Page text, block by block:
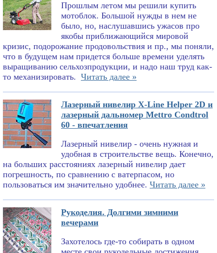
Прошлым летом мы решили купить
мотоблок. Большой нужды в нем не
было, но, наслушавшись ужасов про
якобы приближающийся мировой
кризис, подорожание продовольствия и пр., мы поняли,
что в будущем нам придется больше времени уделять
выращиванию сельхозпродукции, и надо наш труд как-
то механизировать. Читать далее »
Лазерный нивелир X-Line Helper 2D и
лазерный дальномер Mettro Condtrol
60 - впечатления
Лазерный нивелир - очень нужная и
удобная в строительстве вещь. Конечно,
на больших расстояниях лазерный нивелир дает
погрешность, по сравнению с ватерпасом, но
пользоваться им значительно удобнее. Читать далее »
Рукоделия. Долгими зимними
вечерами
Захотелось где-то собирать в одном